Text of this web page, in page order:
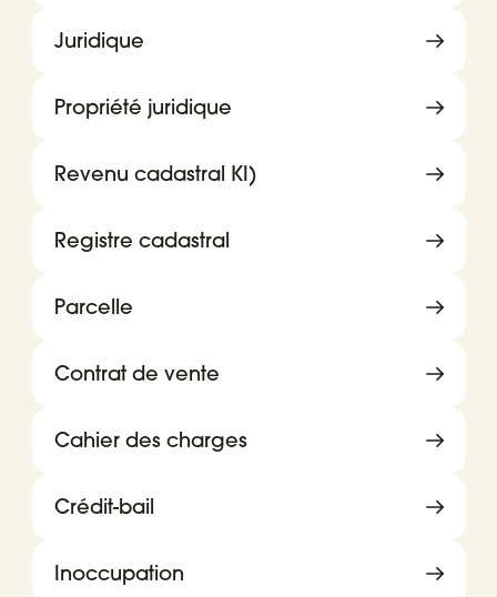
Juridique
Propriété juridique
Revenu cadastral KI)
Registre cadastral
Parcelle
Contrat de vente
Cahier des charges
Crédit-bail
Inoccupation